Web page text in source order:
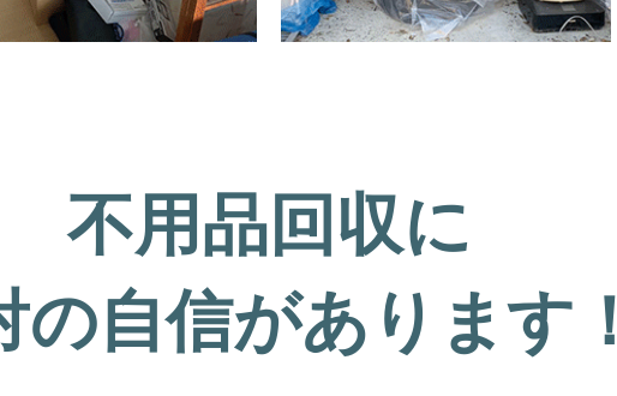
不用品回収に
の自信があります！